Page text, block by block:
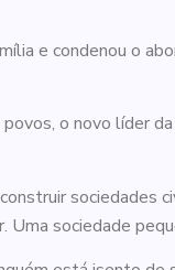
e condenou o
o novo líder
sociedades
sociedade